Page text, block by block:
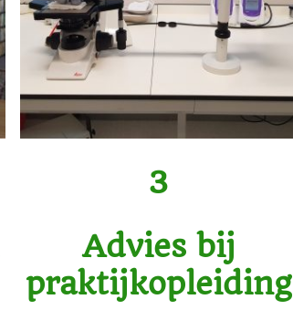
3
Advies bij
praktijkopleiding